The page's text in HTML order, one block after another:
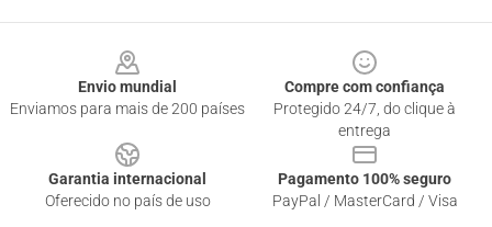
Envio mundial
Enviamos para mais de 200 países
Compre com confiança
Protegido 24/7, do clique à
entrega
Garantia internacional
Oferecido no país de uso
Pagamento 100% seguro
PayPal / MasterCard / Visa